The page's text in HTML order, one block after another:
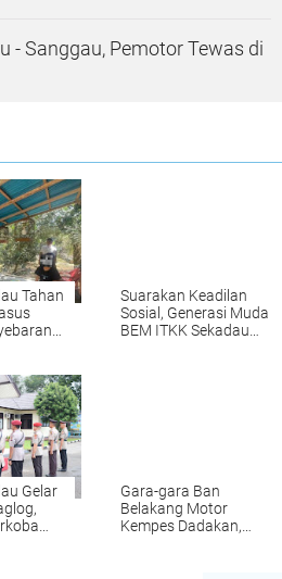
- Sanggau, Pemotor Tewas di
Tahan
Suarakan Keadilan
Sosial, Generasi Muda
BEM ITKK Sekadau
Gelar
Gara-gara Ban
Belakang Motor
Kempes Dadakan,